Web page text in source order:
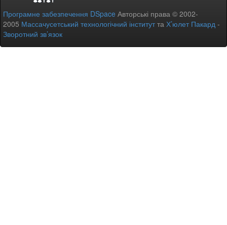
Програмне забезпечення DSpace Авторські права © 2002-
2005 Массачусетський технологічний інститутта Х’юлет Пакард -
Зворотний зв’язок